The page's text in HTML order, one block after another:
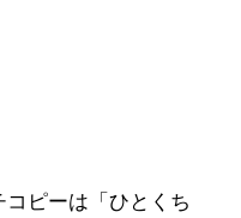
コピーは「ひとくち